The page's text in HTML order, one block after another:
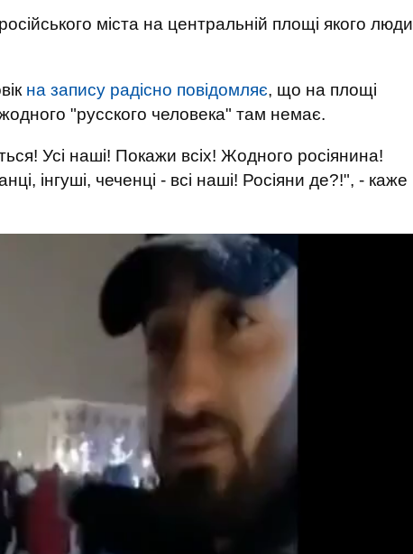
міста на центральній площі якого люди
на запису радісно повідомляє, що на площі
"русского человека" там немає.
Усі наші! Покажи всіх! Жодного росіянина!
інгуші, чеченці - всі наші! Росіяни де?!", - каже